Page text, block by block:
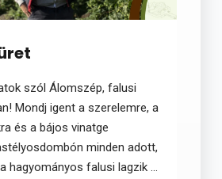
szól Álomszép, falusi
Mondj igent a szerelemre, a
és a bájos vinatge
minden adott,
hagyományos falusi lagzik ...